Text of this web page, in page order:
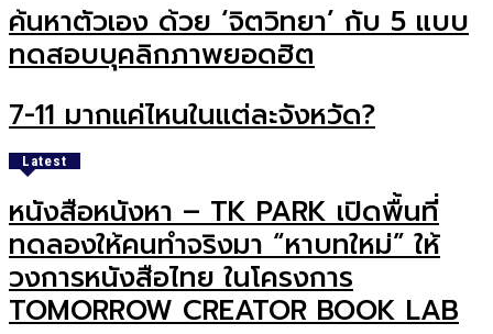
ค้นหาตัวเอง ด้วย ‘จิตวิทยา’ กับ 5 แบบ
ทดสอบบุคลิกภาพยอดฮิต
7-11 มากแค่ไหนในแต่ละจังหวัด?
Latest
หนังสือหนังหา – TK PARK เปิดพื้นที่
ทดลองให้คนทำจริงมา “หาบทใหม่” ให้
วงการหนังสือไทย ในโครงการ
TOMORROW CREATOR BOOK LAB